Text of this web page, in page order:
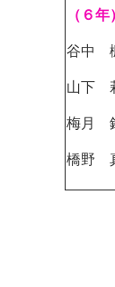
（６年
谷
山
梅
橋野